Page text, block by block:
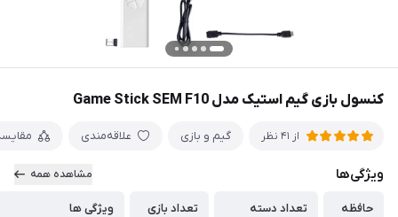
کنسول بازی گیم استیک مدل Game Stick SEM F10
از 41 نظر گیم و بازی علاقه‌مندی
ویژگی‌ها مشاهده همه
حافظه
تعداد دسته
تعداد بازی
ویژگی ها